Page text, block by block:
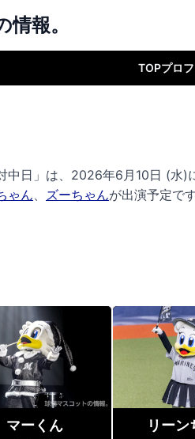
報。
TOPプロ
中日」は、2026年6月10日 (水)
ゃん、 ズーちゃんが出演予定です
マーくん リーン